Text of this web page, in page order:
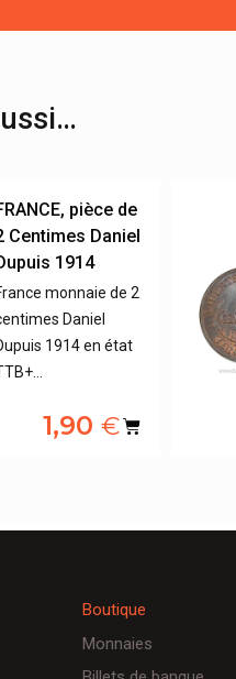
pièce de
Centimes Daniel
1914
monnaie de 2
Daniel
1914 en état
1,90 €
Boutique
Monnaies